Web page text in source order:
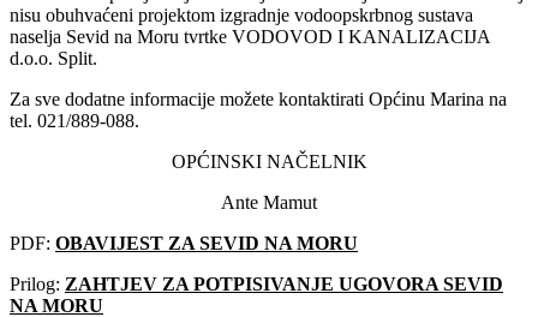
nisu obuhvaćeni projektom izgradnje vodoopskrbnog sustava
naselja Sevid na Moru tvrtke VODOVOD I KANALIZACIJA
d.o.o. Split.
Za sve dodatne informacije možete kontaktirati Općinu Marina na
tel. 021/889-088.
OPĆINSKI NAČELNIK
Ante Mamut
PDF: OBAVIJEST ZA SEVID NA MORU
Prilog: ZAHTJEV ZA POTPISIVANJE UGOVORA SEVID
NA MORU